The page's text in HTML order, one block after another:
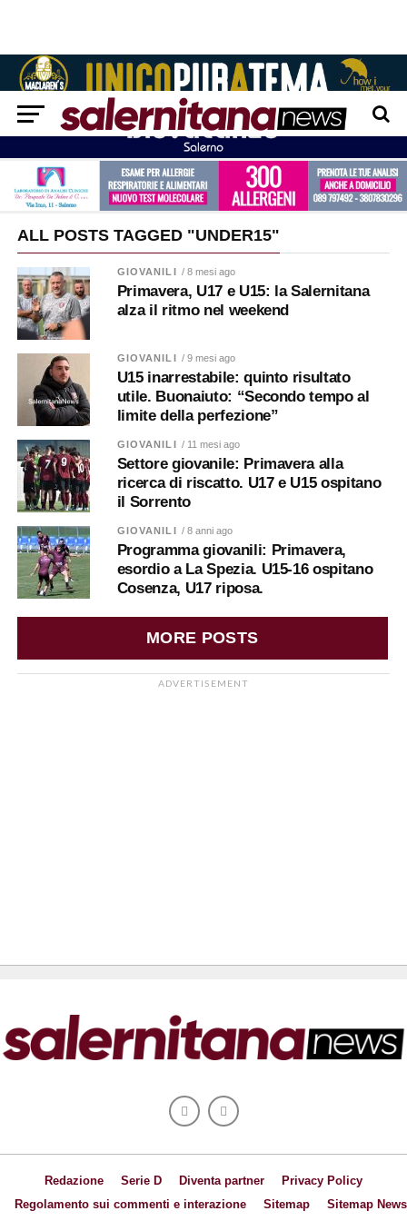
ALL POSTS TAGGED "UNDER15"
GIOVANILI / 8 mesi ago
Primavera, U17 e U15: la Salernitana
alza il ritmo nel weekend
GIOVANILI / 9 mesi ago
U15 inarrestabile: quinto risultato
utile. Buonaiuto: “Secondo tempo al
limite della perfezione”
GIOVANILI / 11 mesi ago
Settore giovanile: Primavera alla
ricerca di riscatto. U17 e U15 ospitano
il Sorrento
GIOVANILI / 8 anni ago
Programma giovanili: Primavera,
esordio a La Spezia. U15-16 ospitano
Cosenza, U17 riposa.
MORE POSTS
ADVERTISEMENT
Redazione Serie D Diventa partner
Privacy Policy
Regolamento sui commenti e interazione
Sitemap Sitemap News